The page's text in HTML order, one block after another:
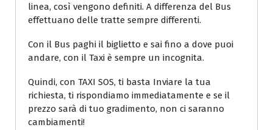
linea, così vengono definiti. A differenza del Bus
effettuano delle tratte sempre differenti.
Con il Bus paghi il biglietto e sai fino a dove puoi
andare, con il Taxi è sempre un incognita.
Quindi, con TAXI SOS, ti basta Inviare la tua
richiesta, ti rispondiamo immediatamente e se il
prezzo sarà di tuo gradimento, non ci saranno
cambiamenti!